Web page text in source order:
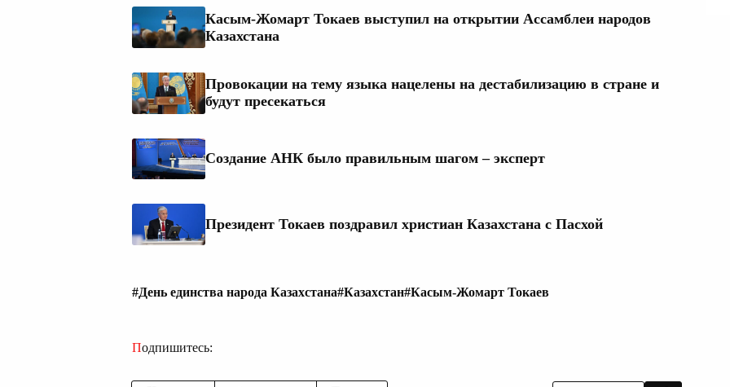
Касым-Жомарт Токаев выступил на открытии Ассамблеи народов
Казахстана
Провокации на тему языка нацелены на дестабилизацию в стране и
будут пресекаться
Создание АНК было правильным шагом – эксперт
Президент Токаев поздравил христиан Казахстана с Пасхой
#День единства народа Казахстана#Казахстан#Касым-Жомарт Токаев
Подпишитесь: